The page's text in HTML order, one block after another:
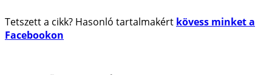
Tetszett a cikk? Hasonló tartalmakért kövess minket a
Facebookon